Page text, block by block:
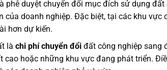
phê duyệt chuyển đổi mục đích sử dụng đất
doanh nghiệp. Đặc biệt, tại các khu vực
hơn dự kiến.
là chi phí chuyển đổiđất công nghiệp sang
hoặc những khu vực đang phát triển.